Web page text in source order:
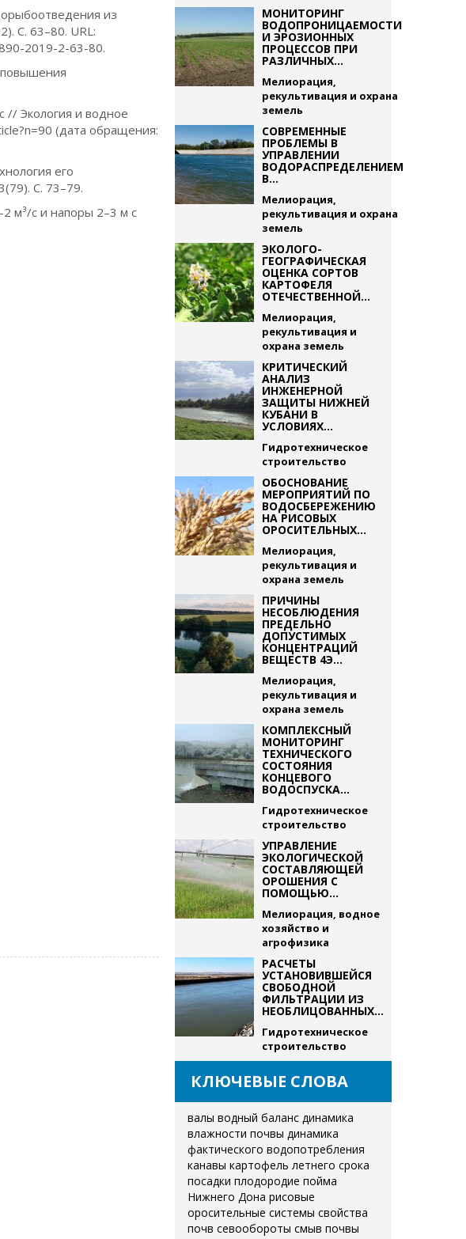
из
С. 63–80. URL:
2019-2-63-80.
// Экология и водное
(дата обращения:
его
С. 73–79.
м³/с и напоры 2–3 м с
МОНИТОРИНГ
ВОДОПРОНИЦАЕМОСТИ
И ЭРОЗИОННЫХ
ПРОЦЕССОВ ПРИ
РАЗЛИЧНЫХ...
Мелиорация,
рекультивация и охрана
земель
СОВРЕМЕННЫЕ
ПРОБЛЕМЫ В
УПРАВЛЕНИИ
ВОДОРАСПРЕДЕЛЕНИЕМ
В...
Мелиорация,
рекультивация и охрана
земель
ЭКОЛОГО-
ГЕОГРАФИЧЕСКАЯ
ОЦЕНКА СОРТОВ
КАРТОФЕЛЯ
ОТЕЧЕСТВЕННОЙ...
Мелиорация,
рекультивация и
охрана земель
КРИТИЧЕСКИЙ
АНАЛИЗ
ИНЖЕНЕРНОЙ
ЗАЩИТЫ НИЖНЕЙ
КУБАНИ В
УСЛОВИЯХ...
Гидротехническое
строительство
ОБОСНОВАНИЕ
МЕРОПРИЯТИЙ ПО
ВОДОСБЕРЕЖЕНИЮ
НА РИСОВЫХ
ОРОСИТЕЛЬНЫХ...
Мелиорация,
рекультивация и
охрана земель
ПРИЧИНЫ
НЕСОБЛЮДЕНИЯ
ПРЕДЕЛЬНО
ДОПУСТИМЫХ
КОНЦЕНТРАЦИЙ
ВЕЩЕСТВ 4Э...
Мелиорация,
рекультивация и
охрана земель
КОМПЛЕКСНЫЙ
МОНИТОРИНГ
ТЕХНИЧЕСКОГО
СОСТОЯНИЯ
КОНЦЕВОГО
ВОДОСПУСКА...
Гидротехническое
строительство
УПРАВЛЕНИЕ
ЭКОЛОГИЧЕСКОЙ
СОСТАВЛЯЮЩЕЙ
ОРОШЕНИЯ С
ПОМОЩЬЮ...
Мелиорация, водное
хозяйство и
агрофизика
РАСЧЕТЫ
УСТАНОВИВШЕЙСЯ
СВОБОДНОЙ
ФИЛЬТРАЦИИ ИЗ
НЕОБЛИЦОВАННЫХ...
Гидротехническое
строительство
КЛЮЧЕВЫЕ СЛОВА
валы водный баланс динамика
влажности почвы динамика
фактического водопотребления
канавы картофель летнего срока
посадки плодородие пойма
Нижнего Дона рисовые
оросительные системы свойства
почв севообороты смыв почвы